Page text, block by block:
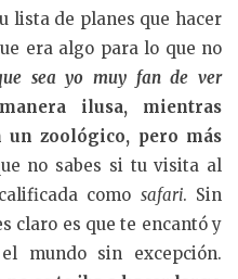
lista de planes que hacer
era algo para lo que no
sea yo muy fan de ver
ilusa, mientras
un zoológico, pero más
no sabes si tu visita al
como safari. Sin
claro es que te encantó y
mundo sin excepción.